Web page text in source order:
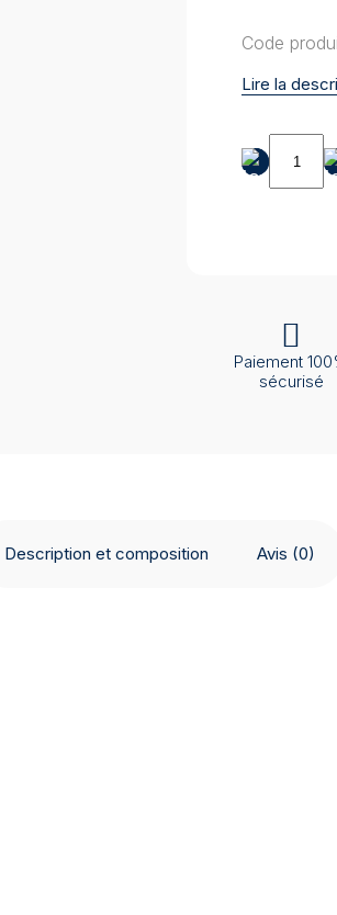
Code
Lire la
de
Paiement
sécurisé
Description et composition Avis (0)